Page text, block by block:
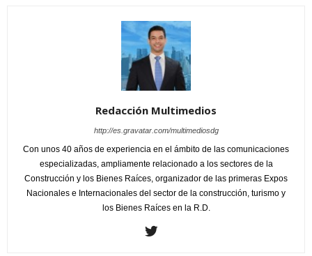
Redacción Multimedios
http://es.gravatar.com/multimediosdg
Con unos 40 años de experiencia en el ámbito de las comunicaciones
especializadas, ampliamente relacionado a los sectores de la
Construcción y los Bienes Raíces, organizador de las primeras Expos
Nacionales e Internacionales del sector de la construcción, turismo y
los Bienes Raíces en la R.D.